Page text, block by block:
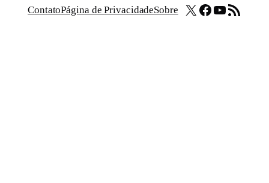
ContatoPágina de PrivacidadeSobre X Facebook
Youtube
Feed RSS